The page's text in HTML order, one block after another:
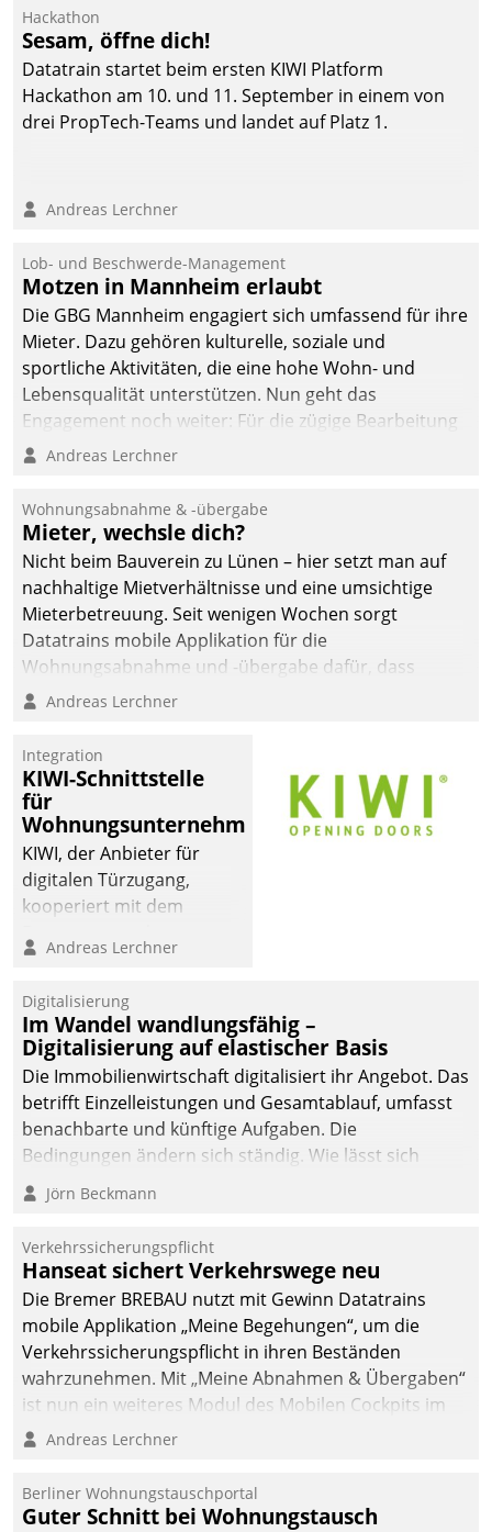
Ressort Kapitalanlage für
künftige Aufgaben und
Herausforderungen
gerüstet.
Hackathon
Sesam, öffne dich!
Datatrain startet beim ersten KIWI Platform
Hackathon am 10. und 11. September in einem von
drei PropTech-Teams und landet auf Platz 1.
Andreas Lerchner
Lob- und Beschwerde-Management
Motzen in Mannheim erlaubt
Die GBG Mannheim engagiert sich umfassend für ihre
Mieter. Dazu gehören kulturelle, soziale und
sportliche Aktivitäten, die eine hohe Wohn- und
Lebensqualität unterstützen. Nun geht das
Engagement noch weiter: Für die zügige Bearbeitung
von Beschwerden – oder Lob – richtet das
und Beschwerde-Management einen eigenen Kanal
ein.
Andreas Lerchner
Wohnungsabnahme & -übergabe
Mieter, wechsle dich?
Nicht beim Bauverein zu Lünen – hier setzt man auf
nachhaltige Mietverhältnisse und eine umsichtige
Mieterbetreuung. Seit wenigen Wochen sorgt
Datatrains mobile Applikation für die
Wohnungsabnahme und -übergabe dafür, dass
Mieter wohlgeordnet kommen und, so es sein muss,
Andreas Lerchner
Integration
KIWI-Schnittstelle
für
Wohnungsunternehmen
KIWI, der Anbieter für
digitalen Türzugang,
kooperiert mit dem
Softwareentwicklungshaus
Andreas Lerchner
Digitalisierung
Im Wandel wandlungsfähig –
Digitalisierung auf elastischer Basis
Die Immobilienwirtschaft digitalisiert ihr Angebot. Das
betrifft Einzelleistungen und Gesamtablauf, umfasst
benachbarte und künftige Aufgaben. Die
Bedingungen ändern sich ständig. Wie lässt sich
technisch die Kontrolle wahren und zugleich Freiraum
fürs Wachsen öffnen?
Jörn Beckmann
Verkehrssicherungspflicht
Hanseat sichert Verkehrswege neu
Die Bremer BREBAU nutzt mit Gewinn Datatrains
mobile Applikation „Meine Begehungen“, um die
Verkehrssicherungspflicht in ihren Beständen
wahrzunehmen. Mit „Meine Abnahmen & Übergaben“
ist nun ein weiteres Modul des Mobilen Cockpits im
Einsatz.
Andreas Lerchner
Berliner Wohnungstauschportal
Guter Schnitt bei Wohnungstausch